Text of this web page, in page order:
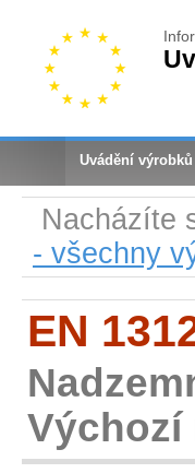
Uvádění
Nacházíte
- všechny
EN
Výchozí